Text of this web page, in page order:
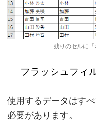
残りのセルに
フラッシュフィ
使用するデータはす
必要があります。